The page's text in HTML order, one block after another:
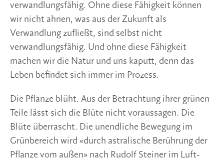
verwandlungsfähig. Ohne diese Fähigkeit können
wir nicht ahnen, was aus der Zukunft als
Verwandlung zufließt, sind selbst nicht
verwandlungsfähig. Und ohne diese Fähigkeit
machen wir die Natur und uns kaputt, denn das
Leben befindet sich immer im Prozess.
Die Pflanze blüht. Aus der Betrachtung ihrer grünen
Teile lässt sich die Blüte nicht voraussagen. Die
Blüte überrascht. Die unendliche Bewegung im
Grünbereich wird «durch astralische Berührung der
Pflanze vom außen» nach Rudolf Steiner im Luft-